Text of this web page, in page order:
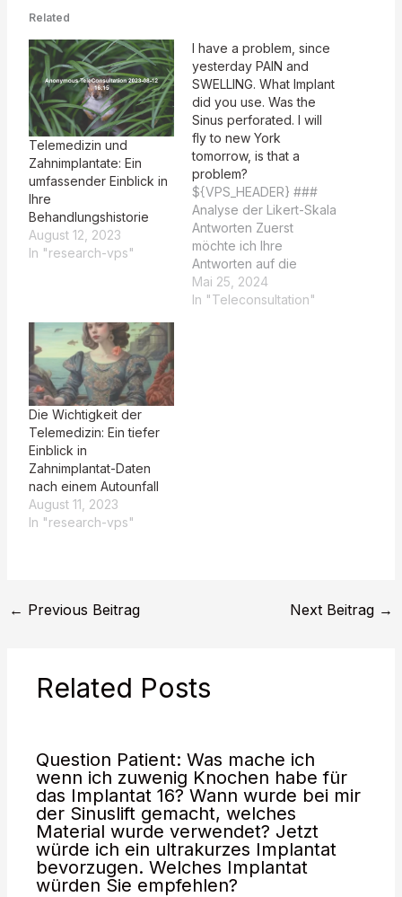
Related
Telemedizin und
Zahnimplantate: Ein
umfassender Einblick in
Ihre
Behandlungshistorie
August 12, 2023
In "research-vps"
I have a problem, since
yesterday PAIN and
SWELLING. What Implant
did you use. Was the
Sinus perforated. I will
fly to new York
tomorrow, is that a
problem?
${VPS_HEADER} ###
Analyse der Likert-Skala
Antworten Zuerst
möchte ich Ihre
Antworten auf die
Likert-Skala auswerten:
#### Likert 2024-05-25
Mai 25, 2024
In "Teleconsultation"
Die Wichtigkeit der
Telemedizin: Ein tiefer
Einblick in
Zahnimplantat-Daten
nach einem Autounfall
August 11, 2023
In "research-vps"
← Previous Beitrag Next Beitrag →
Related Posts
Question Patient: Was mache ich
wenn ich zuwenig Knochen habe für
das Implantat 16? Wann wurde bei mir
der Sinuslift gemacht, welches
Material wurde verwendet? Jetzt
würde ich ein ultrakurzes Implantat
bevorzugen. Welches Implantat
würden Sie empfehlen?